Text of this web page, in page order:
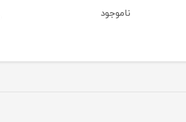
ناموجود